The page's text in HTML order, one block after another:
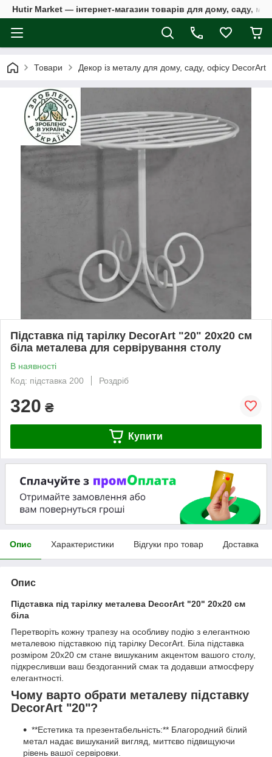
Hutir Market — інтернет-магазин товарів для дому, саду,
Товари Декор із металу для дому, саду, офісу DecorArt
Підставка під тарілку DecorArt "20" 20x20 см
біла металева для сервірування столу
В наявності
Код: підставка 200
Роздріб
320 ₴
Купити
Опис Характеристики Відгуки про товар Доставка
Опис
Підставка під тарілку металева DecorArt "20" 20x20 см
біла
Перетворіть кожну трапезу на особливу подію з елегантною
металевою підставкою під тарілку DecorArt. Біла підставка
розміром 20x20 см стане вишуканим акцентом вашого столу,
підкресливши ваш бездоганний смак та додавши атмосферу
елегантності.
Чому варто обрати металеву підставку
DecorArt "20"?
**Естетика та презентабельність:** Благородний білий
метал надає вишуканий вигляд, миттєво підвищуючи
рівень вашої сервіровки.